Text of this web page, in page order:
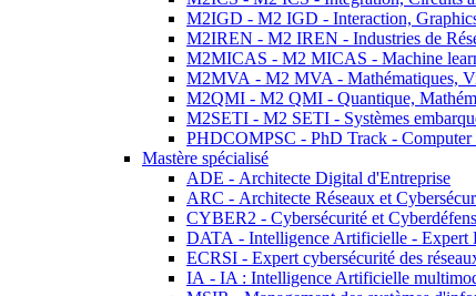
M2IGD - M2 IGD - Interaction,
M2IREN - M2 IREN - Industries de
M2MICAS - M2 MICAS - Machine
M2MVA - M2 MVA - Mathématiques,
M2QMI - M2 QMI - Quantique,
M2SETI - M2 SETI - Systèmes
PHDCOMPSC - PhD Track - Computer
Mastère spécialisé
ADE - Architecte Digital d'Entreprise
ARC - Architecte Réseaux et
CYBER2 - Cybersécurité et
DATA - Intelligence Artificielle - Expert
ECRSI - Expert cybersécurité des
IA - IA : Intelligence Artificielle